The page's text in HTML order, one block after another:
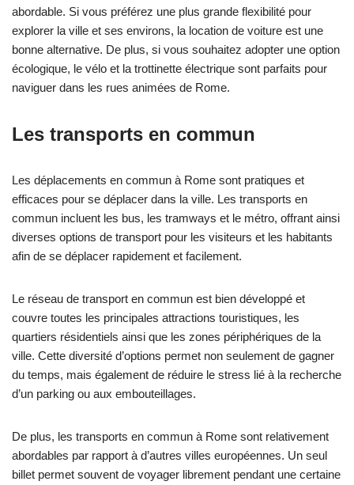
abordable. Si vous préférez une plus grande flexibilité pour
explorer la ville et ses environs, la location de voiture est une
bonne alternative. De plus, si vous souhaitez adopter une option
écologique, le vélo et la trottinette électrique sont parfaits pour
naviguer dans les rues animées de Rome.
Les transports en commun
Les déplacements en commun à Rome sont pratiques et
efficaces pour se déplacer dans la ville. Les transports en
commun incluent les bus, les tramways et le métro, offrant ainsi
diverses options de transport pour les visiteurs et les habitants
afin de se déplacer rapidement et facilement.
Le réseau de transport en commun est bien développé et
couvre toutes les principales attractions touristiques, les
quartiers résidentiels ainsi que les zones périphériques de la
ville. Cette diversité d’options permet non seulement de gagner
du temps, mais également de réduire le stress lié à la recherche
d’un parking ou aux embouteillages.
De plus, les transports en commun à Rome sont relativement
abordables par rapport à d’autres villes européennes. Un seul
billet permet souvent de voyager librement pendant une certaine